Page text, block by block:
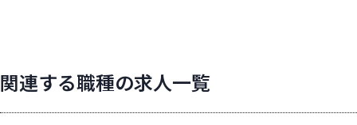
関連する職種の求人一覧